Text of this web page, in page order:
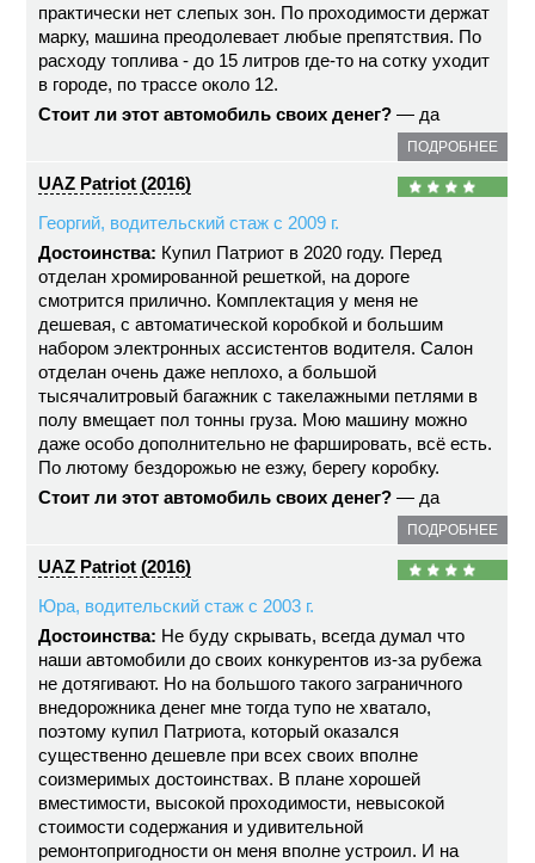
практически нет слепых зон. По проходимости держат
марку, машина преодолевает любые препятствия. По
расходу топлива - до 15 литров где-то на сотку уходит
в городе, по трассе около 12.
Стоит ли этот автомобиль своих денег? — да
ПОДРОБНЕЕ
UAZ Patriot (2016)
Георгий, водительский стаж с 2009 г.
Достоинства: Купил Патриот в 2020 году. Перед
отделан хромированной решеткой, на дороге
смотрится прилично. Комплектация у меня не
дешевая, с автоматической коробкой и большим
набором электронных ассистентов водителя. Салон
отделан очень даже неплохо, а большой
тысячалитровый багажник с такелажными петлями в
полу вмещает пол тонны груза. Мою машину можно
даже особо дополнительно не фаршировать, всё есть.
По лютому бездорожью не езжу, берегу коробку.
Стоит ли этот автомобиль своих денег? — да
ПОДРОБНЕЕ
UAZ Patriot (2016)
Юра, водительский стаж с 2003 г.
Достоинства: Не буду скрывать, всегда думал что
наши автомобили до своих конкурентов из-за рубежа
не дотягивают. Но на большого такого заграничного
внедорожника денег мне тогда тупо не хватало,
поэтому купил Патриота, который оказался
существенно дешевле при всех своих вполне
соизмеримых достоинствах. В плане хорошей
вместимости, высокой проходимости, невысокой
стоимости содержания и удивительной
ремонтопригодности он меня вполне устроил. И на